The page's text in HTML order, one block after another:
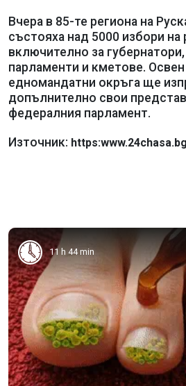
Вчера в 85-те региона на
състояха над 5000 избори на
включително за
парламенти и кметове.
едномандатни окръга ще
допълнително свои
федералния парламент.
Източник: https:www.24chasa.bg
11 h 44 min